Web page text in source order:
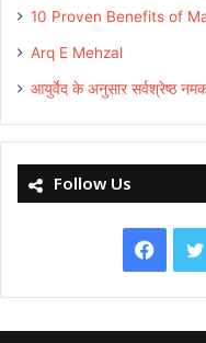
10 Proven Benefits of
Arq E Mehzal
आयुर्वेद के अनुसार सर्वश्रेष्ठ
Follow Us